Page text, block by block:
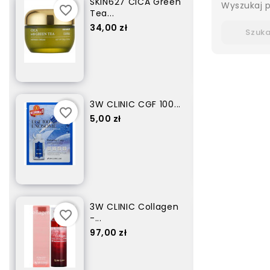
favorite_border
Tea...
Cena
34,00 zł
favorite_border
3W CLINIC CGF 100...
Cena
5,00 zł
favorite_border
3W CLINIC Collagen
-...
Cena
97,00 zł
favorite_border
Wyszukaj